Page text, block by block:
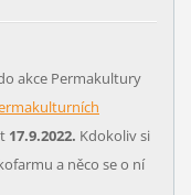
akce Permakultury
17.9.2022. Kdokoliv si
a něco se o ní